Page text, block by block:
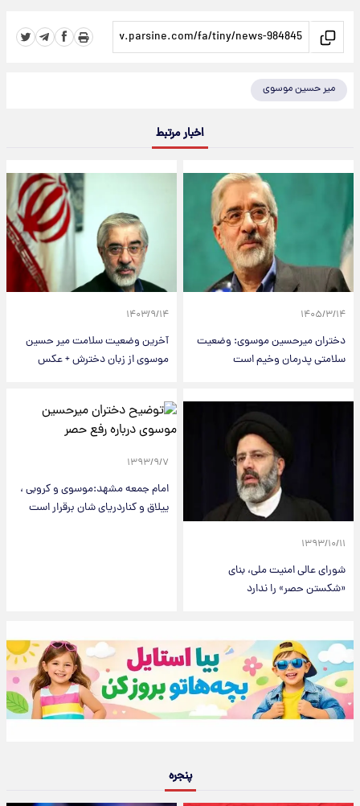
میر حسین موسوی
اخبار مرتبط
۱۴۰۵/۳/۱۴
دختران میرحسین موسوی: وضعیت
سلامتی پدرمان وخیم است
۱۴۰۳/۹/۱۴
آخرین وضعیت سلامت میر حسین
موسوی از زبان دخترش + عکس
۱۳۹۳/۱۰/۱۱
شورای عالی امنیت ملی، بنای
«شکستن حصر» را ندارد
۱۳۹۳/۹/۷
امام جمعه مشهد:موسوی و کروبی ،
ییلاق و کناردریای شان برقرار است
پنجره